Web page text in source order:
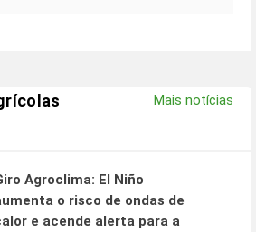
Mais notícias
Agroclima: El Niño
o risco de ondas de
e acende alerta para a